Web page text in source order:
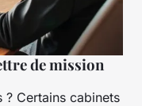
de mission
? Certains cabinets